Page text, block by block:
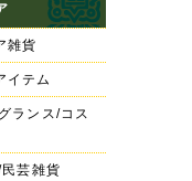
雑貨
イテム
ランス/コス
芸雑貨